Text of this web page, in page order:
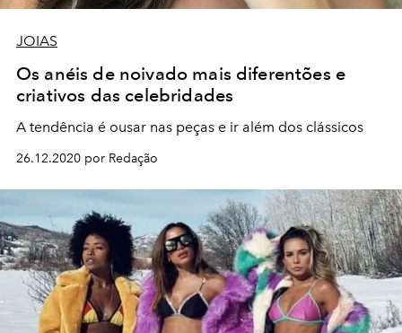
JOIAS
Os anéis de noivado mais diferentões e
criativos das celebridades
A tendência é ousar nas peças e ir além dos clássicos
26.12.2020 por Redação